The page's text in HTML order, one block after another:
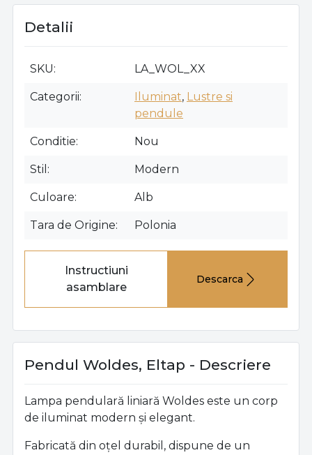
Detalii
SKU LA_WOL_XX
Categorii Iluminat, Lustre si
pendule
Conditie Nou
Stil Modern
Culoare Alb
Tara de Origine Polonia
Instructiuni
asamblare
Descarca
Pendul Woldes, Eltap - Descriere
Lampa pendulară liniară Woldes este un corp
de iluminat modern și elegant.
Fabricată din oțel durabil, dispune de un